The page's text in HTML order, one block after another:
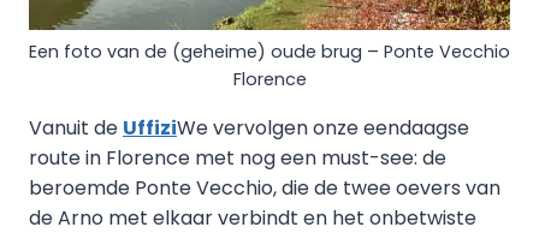
Een foto van de (geheime) oude brug – Ponte Vecchio
Florence
Vanuit de UffiziWe vervolgen onze eendaagse
route in Florence met nog een must-see: de
beroemde Ponte Vecchio, die de twee oevers van
de Arno met elkaar verbindt en het onbetwiste